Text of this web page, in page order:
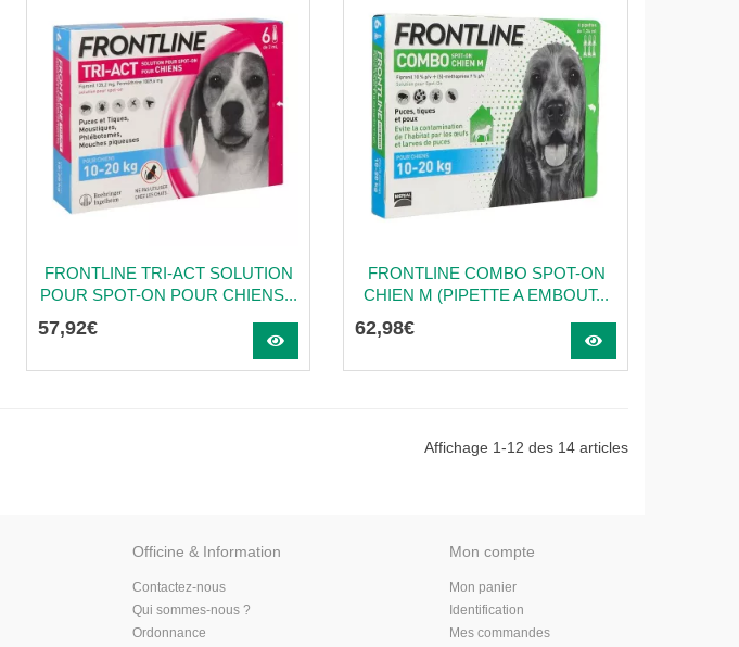
FRONTLINE TRI-ACT SOLUTION
POUR SPOT-ON POUR CHIENS...
57,92€
FRONTLINE COMBO SPOT-ON
CHIEN M (PIPETTE A EMBOUT...
62,98€
Affichage 1-12 des 14 articles
Officine & Information
Contactez-nous
Qui sommes-nous ?
Ordonnance
Mon compte
Mon panier
Identification
Mes commandes